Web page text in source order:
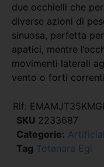
due occhielli che
diverse azioni di
sinuosa, perfetta
apatici, mentre
movimenti laterali
vento o forti
Rif:
SKU 2233687
Categorie:
Tag Totanara Egi